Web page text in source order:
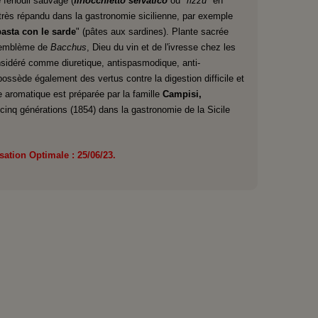
répandu dans la gastronomie sicilienne, par exemple
con le sarde" (pâtes aux sardines). Plante sacrée
de Bacchus, Dieu du vin et de l'ivresse chez les
comme diuretique, antispasmodique, anti-
également des vertus contre la digestion difficile et
aromatique est préparée par la famille Campisi,
générations (1854) dans la gastronomie de la Sicile
Optimale : 25/06/23.